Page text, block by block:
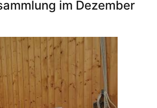
im Dezember